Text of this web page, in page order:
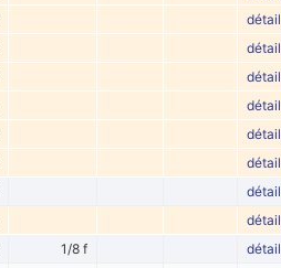
détail
détail
détail
détail
détail
détail
détail
détail
1/8 f
détail